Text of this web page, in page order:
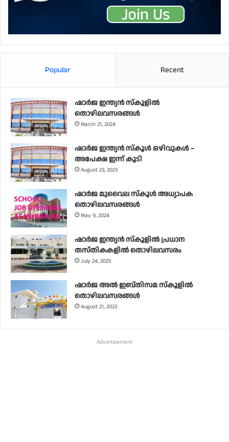
Popular Recent
ഷാർജ ഇന്ത്യൻ സ്കൂളിൽ
തൊഴിലവസരങ്ങൾ
March 21, 2024
ഷാർജ ഇന്ത്യൻ സ്‌കൂൾ ഒഴിവുകൾ –
അപേക്ഷ ഇന്ന് കൂടി
August 23, 2023
ഷാർജ മുവൈല സ്‌കൂൾ അധ്യാപക
തൊഴിലവസരങ്ങൾ
May 9, 2024
ഷാർജ ഇന്ത്യൻ സ്‌കൂളിൽ പ്രധാന
തസ്തികകളിൽ തൊഴിലവസരം
July 24, 2025
ഷാർജ അൽ ഇബ്തിസമ സ്‌കൂളിൽ
തൊഴിലവസരങ്ങൾ
August 21, 2023
Advertisement